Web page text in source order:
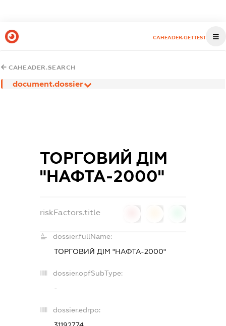
CAHEADER.GETTEST
CAHEADER.SEARCH
document.dossier
ТОРГОВИЙ ДІМ
"НАФТА-2000"
riskFactors.title
dossier.fullName:
ТОРГОВИЙ ДІМ "НАФТА-2000"
dossier.opfSubType:
-
dossier.edrpo: